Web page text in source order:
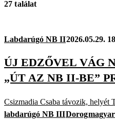
27 találat
Labdarúgó NB II2026.05.29.
ÚJ EDZŐVEL VÁG
„ÚT AZ NB II-BE”
Csizmadia Csaba távozik, helyét
labdarúgó NB IIIDorog